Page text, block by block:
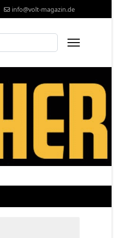
info@volt-magazin.de